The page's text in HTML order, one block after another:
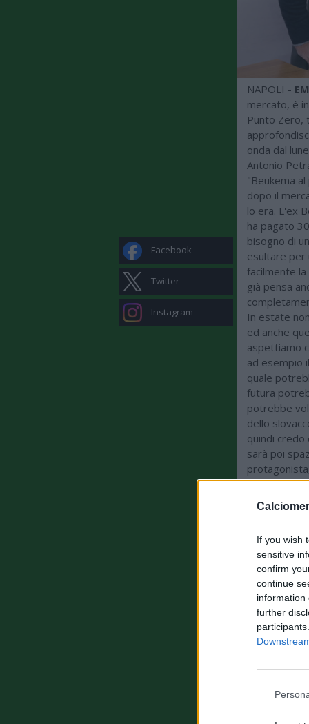
If you wish
sensitive
confirm
continue
information
further
Facebook
Twitter
Instagram
NAPOLI -
mercato, è
Punto Zero,
onda dal
Antonio
"Beukema
dopo il
lo era. L'ex
ha pagato
bisogno di
esultare per
facilmente
già pensa
In estate
ed anche
aspettiamo
ad esempio
quale
futura
potrebbe
dello
quindi credo
sarà poi
valutata la
se farà i 90
Inter?
telecamere